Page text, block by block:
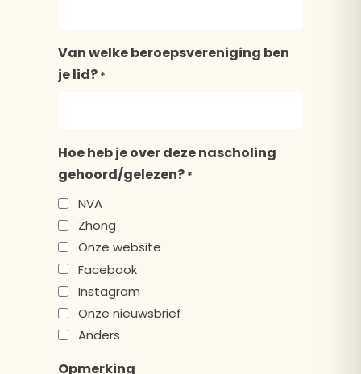
Van welke beroepsvereniging ben
je lid? *
Hoe heb je over deze nascholing
gehoord/gelezen? *
NVA
Zhong
Onze website
Facebook
Instagram
Onze nieuwsbrief
Anders
Opmerking